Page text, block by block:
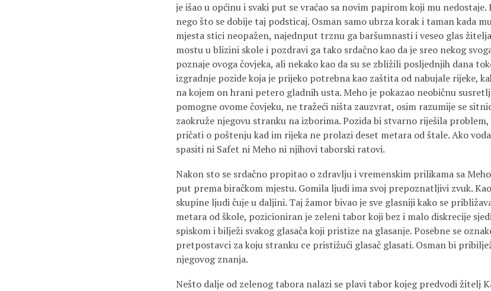
je išao u općinu i svaki put se vraćao sa novim papirom koji mu
nego što se dobije taj podsticaj. Osman samo ubrza korak i taman kada
mjesta stici neopažen, najednput trznu ga baršumnasti i veseo glas
mostu u blizini skole i pozdravi ga tako srdačno kao da je sreo nekog
poznaje ovoga čovjeka, ali nekako kao da su se zbližili posljednjih dana
izgradnje pozide koja je prijeko potrebna kao zaštita od nabujale rijeke,
na kojem on hrani petero gladnih usta. Meho je pokazao neobičnu
pomogne ovome čovjeku, ne tražeći ništa zauzvrat, osim razumije se
zaokruže njegovu stranku na izborima. Pozida bi stvarno riješila
pričati o poštenju kad im rijeka ne prolazi deset metara od štale. Ako
spasiti ni Safet ni Meho ni njihovi taborski ratovi.
Nakon sto se srdačno propitao o zdravlju i vremenskim prilikama sa
put prema biračkom mjestu. Gomila ljudi ima svoj prepoznatljivi zvuk.
skupine ljudi čuje u daljini. Taj žamor bivao je sve glasniji kako se
metara od škole, pozicioniran je zeleni tabor koji bez i malo diskrecije
spiskom i bilježi svakog glasača koji pristize na glasanje. Posebne se
pretpostavci za koju stranku ce pristižući glasač glasati. Osman bi
njegovog znanja.
Nešto dalje od zelenog tabora nalazi se plavi tabor kojeg predvodi žitelj